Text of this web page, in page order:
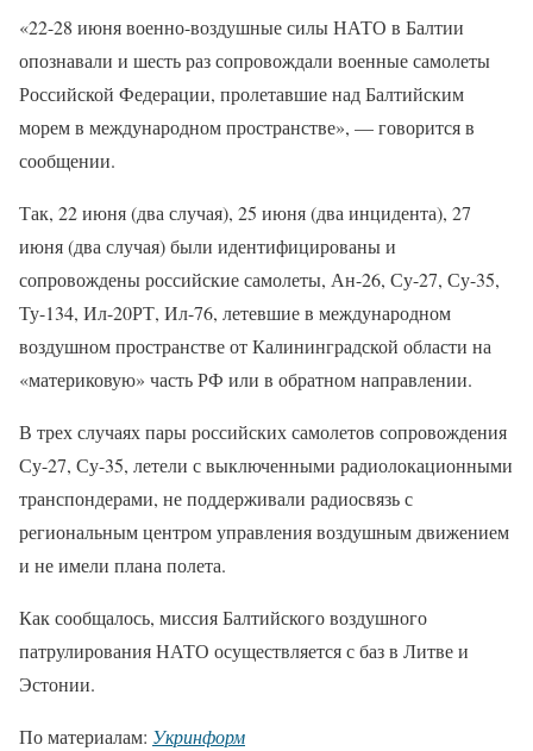
«22-28 июня военно-воздушные силы НАТО в Балтии
опознавали и шесть раз сопровождали военные самолеты
Российской Федерации, пролетавшие над Балтийским
морем в международном пространстве», — говорится в
сообщении.
Так, 22 июня (два случая), 25 июня (два инцидента), 27
июня (два случая) были идентифицированы и
сопровождены российские самолеты, Ан-26, Су-27, Су-35,
Ту-134, Ил-20РТ, Ил-76, летевшие в международном
воздушном пространстве от Калининградской области на
«материковую» часть РФ или в обратном направлении.
В трех случаях пары российских самолетов сопровождения
Су-27, Су-35, летели с выключенными радиолокационными
транспондерами, не поддерживали радиосвязь с
региональным центром управления воздушным движением
и не имели плана полета.
Как сообщалось, миссия Балтийского воздушного
патрулирования НАТО осуществляется с баз в Литве и
Эстонии.
По материалам: Укринформ